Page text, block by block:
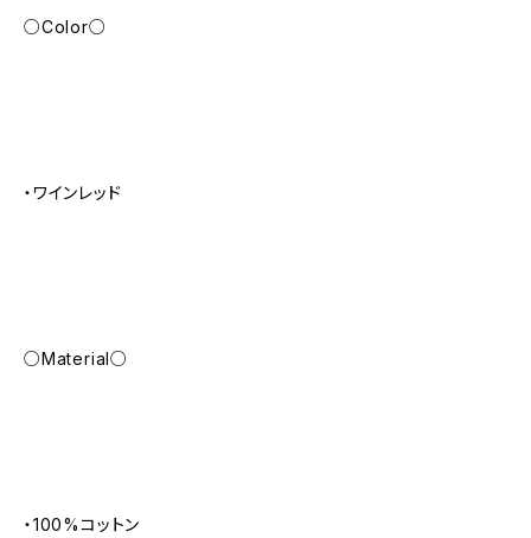
○Color○
・ワインレッド
○Material○
・100%コットン